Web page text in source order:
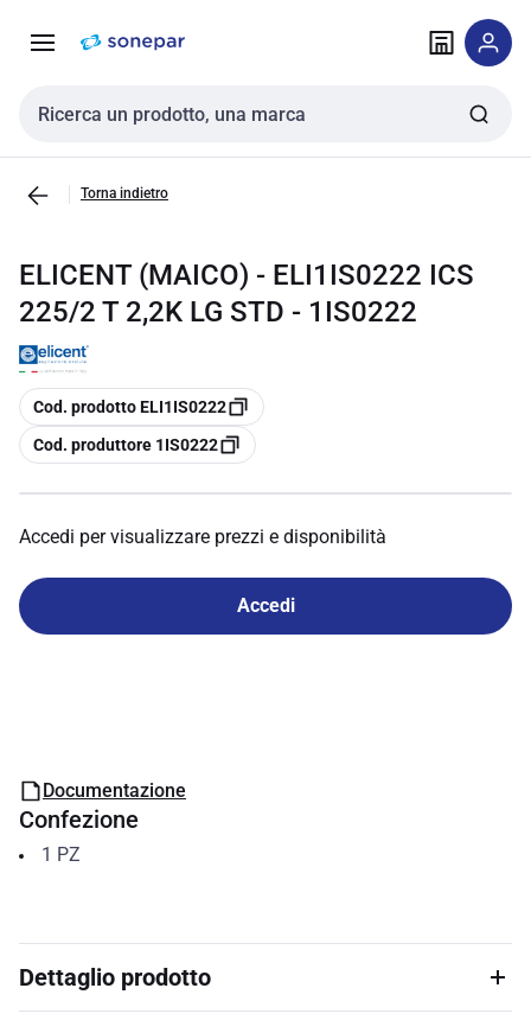
navigazione alla
Cerca input
Torna indietro
ELICENT (MAICO) - ELI1IS0222 ICS
225/2 T 2,2K LG STD - 1IS0222
copia
Cod. prodotto ELI1IS0222
copia
Cod. produttore 1IS0222
Accedi per visualizzare prezzi e disponibilità
Accedi
Documentazione
Confezione
1 PZ
Dettaglio prodotto